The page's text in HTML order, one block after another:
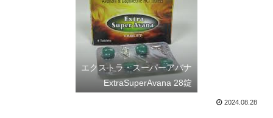
エクストラ・スーパーアバナ
ExtraSuperAvana 28錠
2024.08.28